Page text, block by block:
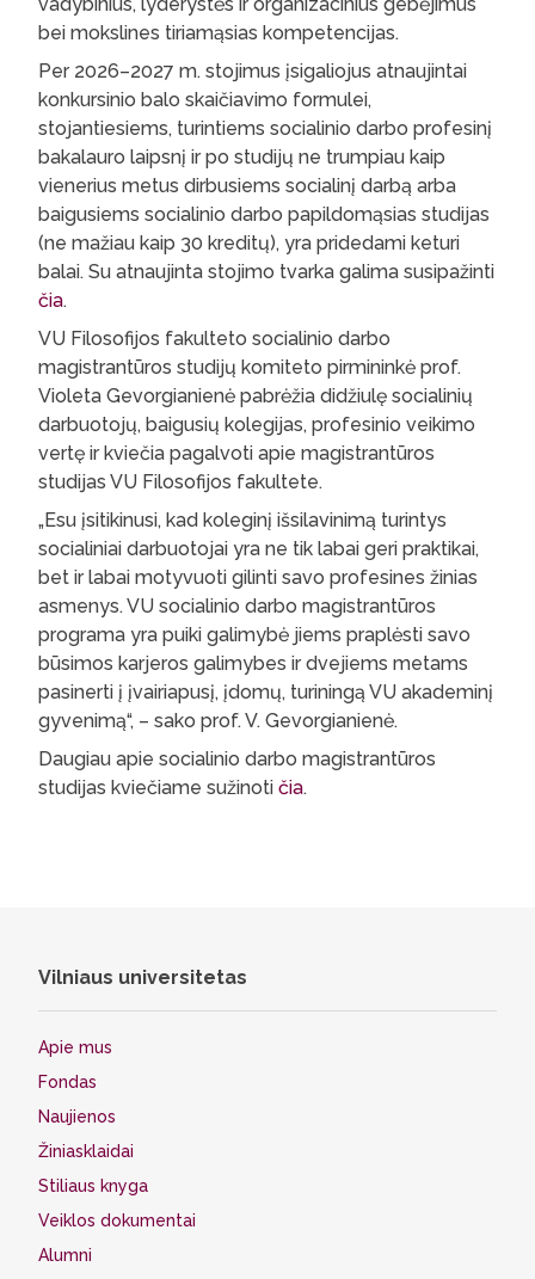
bei mokslines tiriamąsias kompetencijas.
Per 2026–2027 m. stojimus įsigaliojus atnaujintai
konkursinio balo skaičiavimo formulei,
stojantiesiems, turintiems socialinio darbo profesinį
bakalauro laipsnį ir po studijų ne trumpiau kaip
vienerius metus dirbusiems socialinį darbą arba
baigusiems socialinio darbo papildomąsias studijas
(ne mažiau kaip 30 kreditų), yra pridedami keturi
balai. Su atnaujinta stojimo tvarka galima susipažinti
čia.
VU Filosofijos fakulteto socialinio darbo
magistrantūros studijų komiteto pirmininkė prof.
Violeta Gevorgianienė pabrėžia didžiulę socialinių
darbuotojų, baigusių kolegijas, profesinio veikimo
vertę ir kviečia pagalvoti apie magistrantūros
studijas VU Filosofijos fakultete.
„Esu įsitikinusi, kad koleginį išsilavinimą turintys
socialiniai darbuotojai yra ne tik labai geri praktikai,
bet ir labai motyvuoti gilinti savo profesines žinias
asmenys. VU socialinio darbo magistrantūros
programa yra puiki galimybė jiems praplėsti savo
būsimos karjeros galimybes ir dvejiems metams
pasinerti į įvairiapusį, įdomų, turiningą VU akademinį
gyvenimą“, – sako prof. V. Gevorgianienė.
Daugiau apie socialinio darbo magistrantūros
studijas kviečiame sužinoti čia.
Vilniaus universitetas
Apie mus
Fondas
Naujienos
Žiniasklaidai
Stiliaus knyga
Veiklos dokumentai
Alumni